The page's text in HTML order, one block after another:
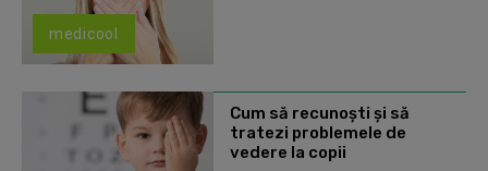
medicool
Cum să recunoști și să
tratezi problemele de
vedere la copii